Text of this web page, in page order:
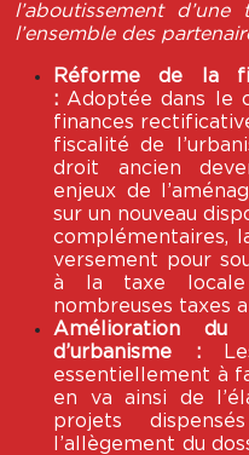
l’aboutissement
l’ensemble des
Réforme de la
:Adoptée dans le
finances
fiscalité de
droit ancien
enjeux de
sur un nouveau
complémentaires,
versement pour
à la taxe locale
nombreuses taxes
Amélioration du
d’urbanisme :
essentiellement à
en va ainsi de
projets
l’allègement du